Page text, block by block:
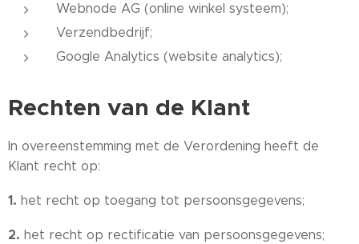
Webnode AG (online winkel systeem);
Verzendbedrijf;
Google Analytics (website analytics);
Rechten van de Klant
In overeenstemming met de Verordening heeft de
Klant recht op:
1. het recht op toegang tot persoonsgegevens;
2. het recht op rectificatie van persoonsgegevens;